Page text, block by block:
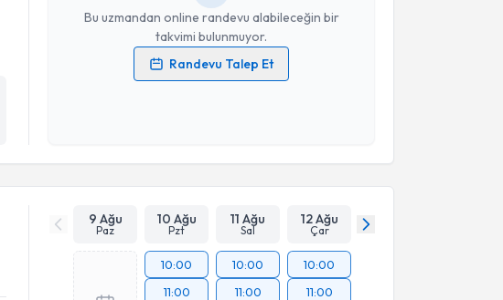
Bu uzmandan online randevu alabileceğin bir
takvimi bulunmuyor.
Randevu Talep Et
Kişisel verilerimin işlenmesine ilişkinAydınlatma Metni
9 Ağu
Paz
10 Ağu
Pzt
11 Ağu
Sal
12 Ağu
Çar
10:00
11:00
10:00
11:00
10:00
11:00